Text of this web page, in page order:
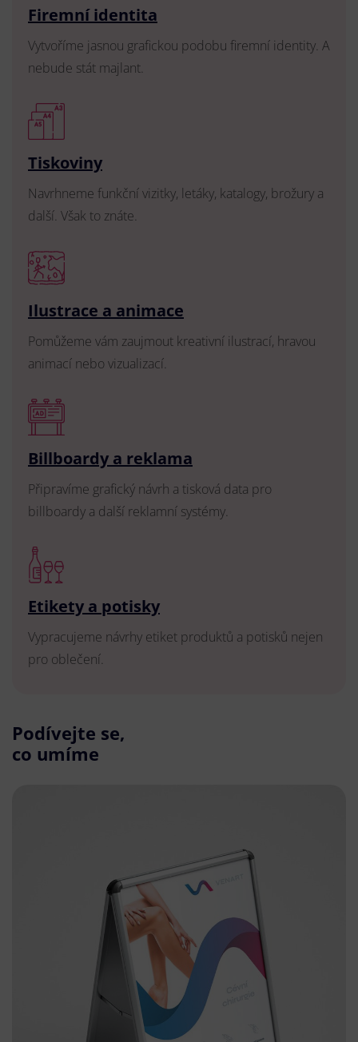
Firemní identita
Vytvoříme jasnou grafickou podobu firemní identity. A
nebude stát majlant.
Tiskoviny
Navrhneme funkční vizitky, letáky, katalogy, brožury a
další. Však to znáte.
Ilustrace a animace
Pomůžeme vám zaujmout kreativní ilustrací, hravou
animací nebo vizualizací.
Billboardy a reklama
Připravíme grafický návrh a tisková data pro
billboardy a další reklamní systémy.
Etikety a potisky
Vypracujeme návrhy etiket produktů a potisků nejen
pro oblečení.
Podívejte se,
co umíme